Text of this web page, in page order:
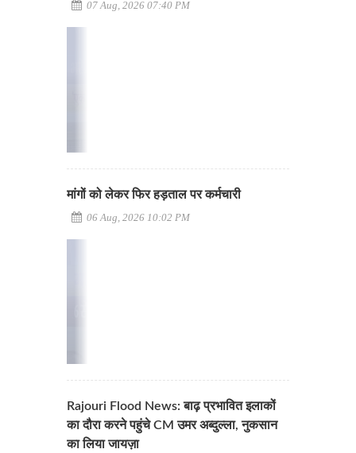
07 Aug, 2026 07:40 PM
मांगों को लेकर फिर हड़ताल पर कर्मचारी
06 Aug, 2026 10:02 PM
Rajouri Flood News: बाढ़ प्रभावित इलाकों
का दौरा करने पहुंचे CM उमर अब्दुल्ला, नुकसान
का लिया जायज़ा